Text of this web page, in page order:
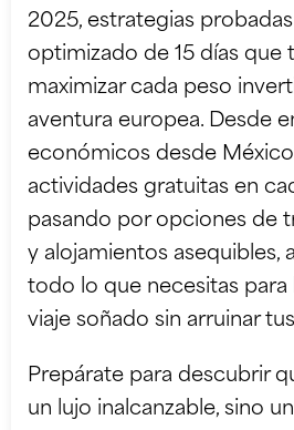
2025, estrategias
optimizado de 15 días que
maximizar cada peso
aventura europea. Desde
económicos desde
actividades gratuitas en
pasando por opciones de
y alojamientos asequibles,
todo lo que necesitas para
viaje soñado sin arruinar
Prepárate para descubrir
un lujo inalcanzable, sino